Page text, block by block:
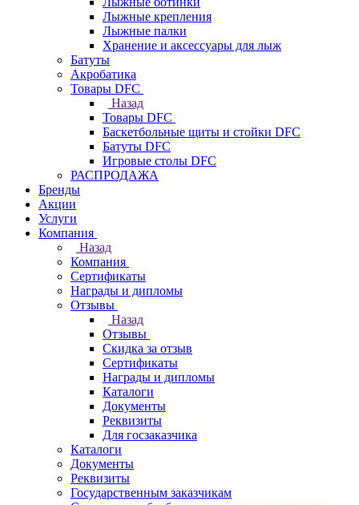
Лыжные крепления
Лыжные палки
Хранение и аксессуары для лыж
Батуты
Акробатика
Товары DFC
Назад
Товары DFC
Баскетбольные щиты и стойки DFC
Батуты DFC
Игровые столы DFC
РАСПРОДАЖА
Бренды
Акции
Услуги
Компания
Назад
Компания
Сертификаты
Награды и дипломы
Отзывы
Назад
Отзывы
Скидка за отзыв
Сертификаты
Награды и дипломы
Каталоги
Документы
Реквизиты
Для госзаказчика
Каталоги
Документы
Реквизиты
Государственным заказчикам